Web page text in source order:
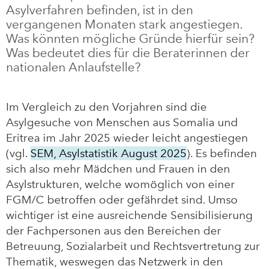
Asylverfahren befinden, ist in den
vergangenen Monaten stark angestiegen.
Was könnten mögliche Gründe hierfür sein?
Was bedeutet dies für die Beraterinnen der
nationalen Anlaufstelle?
Im Vergleich zu den Vorjahren sind die
Asylgesuche von Menschen aus Somalia und
Eritrea im Jahr 2025 wieder leicht angestiegen
(vgl. SEM, Asylstatistik August 2025). Es befinden
sich also mehr Mädchen und Frauen in den
Asylstrukturen, welche womöglich von einer
FGM/C betroffen oder gefährdet sind. Umso
wichtiger ist eine ausreichende Sensibilisierung
der Fachpersonen aus den Bereichen der
Betreuung, Sozialarbeit und Rechtsvertretung zur
Thematik, weswegen das Netzwerk in den